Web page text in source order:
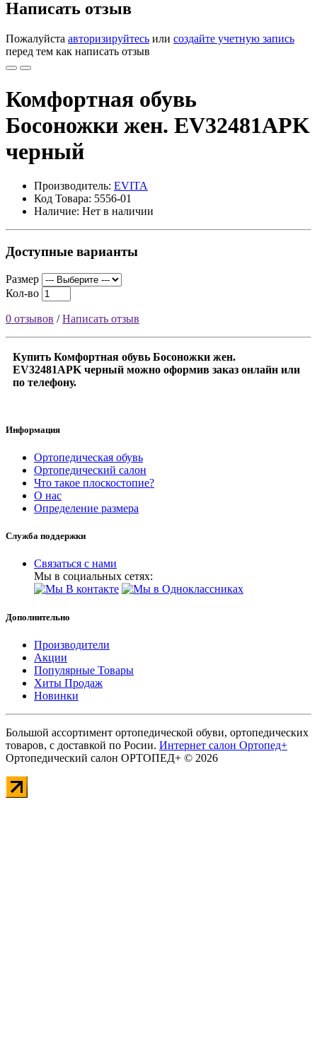
Написать отзыв
Пожалуйста авторизируйтесь или создайте учетную запись
перед тем как написать отзыв
Комфортная обувь
Боcоножки жен. EV32481APK
черный
Производитель: EVITA
Код Товара: 5556-01
Наличие: Нет в наличии
Доступные варианты
Размер
Кол-во
0 отзывов /Написать отзыв
Купить Комфортная обувь Боcоножки жен.
EV32481APK черный можно оформив заказ онлайн или
по телефону.
Информация
Ортопедическая обувь
Ортопедический салон
Что такое плоскостопие?
О нас
Определение размера
Служба поддержки
Связаться с нами
Мы в социальных сетях:
Дополнительно
Производители
Акции
Популярные Товары
Хиты Продаж
Новинки
Большой ассортимент ортопедической обуви, ортопедических
товаров, с доставкой по Росии. Интернет салон Ортопед+
Ортопедический салон ОРТОПЕД+ © 2026